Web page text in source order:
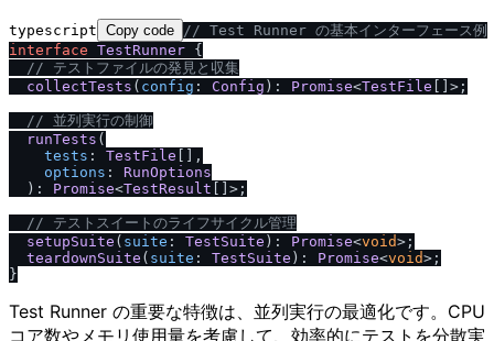
typescript Copy code / / Test Runner の基本インターフェース例
interface TestRunner {
/ / テストファイルの発見と収集
collectTests ( config : Config ): Promise<TestFile []>;
/ / 並列実行の制御
runTests (
tests : TestFile [],
options : RunOptions
  ):
Promise<TestResult []>;
/ / テストスイートのライフサイクル管理
setupSuite ( suite : TestSuite ): Promise<void>;
teardownSuite ( suite : TestSuite ): Promise<void>;
Test Runner の重要な特徴は、並列実行の最適化です。CPU
コア数やメモリ使用量を考慮して、効率的にテストを分散実